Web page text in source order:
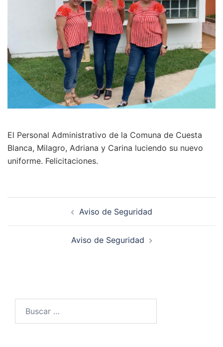
El Personal Administrativo de la Comuna de Cuesta
Blanca, Milagro, Adriana y Carina luciendo su nuevo
uniforme. Felicitaciones.
Aviso de Seguridad
Aviso de Seguridad